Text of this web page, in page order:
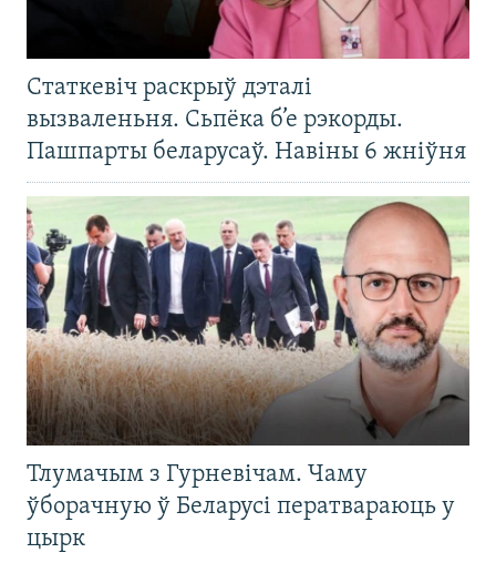
Статкевіч раскрыў дэталі
вызваленьня. Сьпёка б’е рэкорды.
Пашпарты беларусаў. Навіны 6 жніўня
Тлумачым з Гурневічам. Чаму
ўборачную ў Беларусі ператвараюць у
цырк